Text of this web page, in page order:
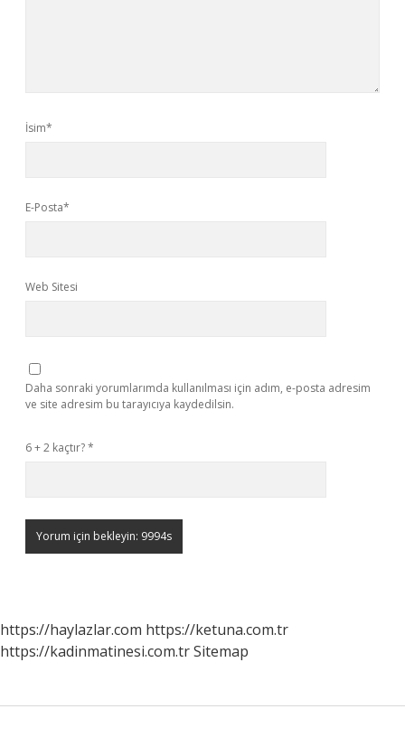
İsim*
E-Posta*
Web Sitesi
Daha sonraki yorumlarımda kullanılması için adım, e-posta adresim
ve site adresim bu tarayıcıya kaydedilsin.
6 + 2 kaçtır?*
https://haylazlar.com https://ketuna.com.tr
https://kadinmatinesi.com.trSitemap